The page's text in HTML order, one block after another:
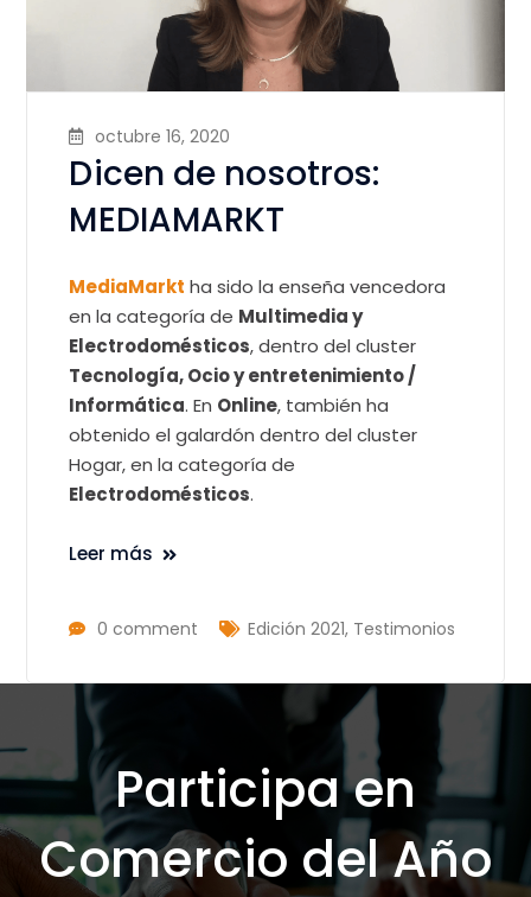
octubre 16, 2020
Dicen de nosotros:
MEDIAMARKT
MediaMarkt ha sido la enseña vencedora
en la categoría de Multimedia y
Electrodomésticos, dentro del cluster
Tecnología, Ocio y entretenimiento /
Informática. En Online, también ha
obtenido el galardón dentro del cluster
Hogar, en la categoría de
Electrodomésticos.
Leer más
0 comment Edición 2021, Testimonios
Participa en
Comercio del Año